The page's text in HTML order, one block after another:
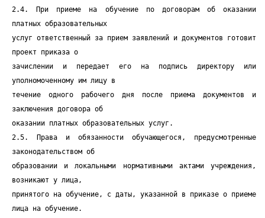
2.4. При приеме на обучение по договорам об оказании
платных образовательных
услуг ответственный за прием заявлений и документов готовит
проект приказа о
зачислении и передает его на подпись директору или
уполномоченному им лицу в
течение одного рабочего дня после приема документов и
заключения договора об
оказании платных образовательных услуг.
2.5. Права и обязанности обучающегося, предусмотренные
законодательством об
образовании и локальными нормативными актами учреждения,
возникают у лица,
принятого на обучение, с даты, указанной в приказе о приеме
лица на обучение.